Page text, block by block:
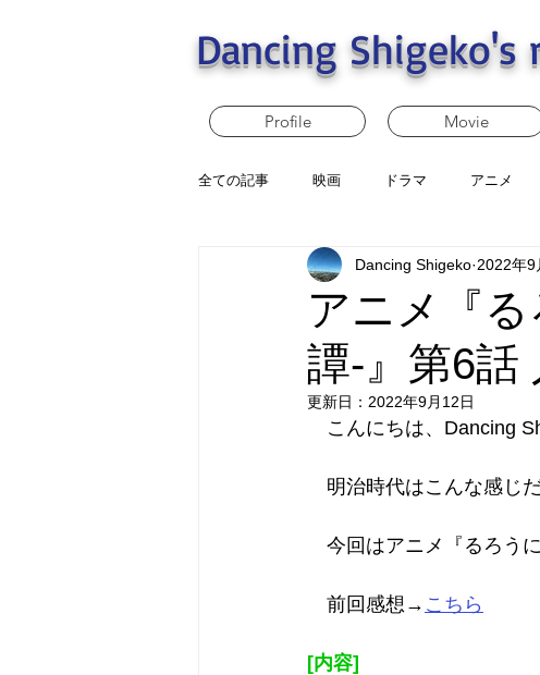
Dancing Shigeko's
Profile Movie
全ての記事 映画 ドラマ アニメ
アニメ『
譚-』第6話
Dancing Shigeko 2022年9
更新日： 2022年9月12日
こんにちは、Dancing
明治時代はこんな感じだ
今回はアニメ『るろう
前回感想→ こちら
[内容]